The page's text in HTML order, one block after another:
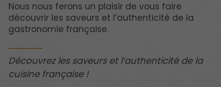
Nous nous ferons un plaisir de vous faire
découvrir les saveurs et l’authenticité de la
gastronomie française.
Découvrez les saveurs et l’authenticité de la
cuisine française !